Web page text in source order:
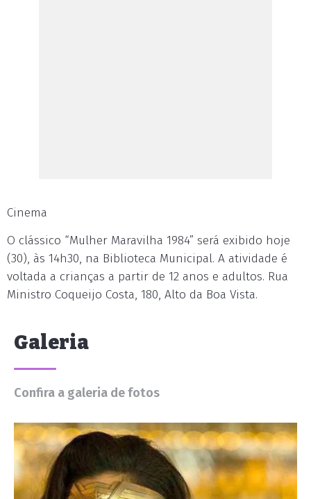
Cinema
O clássico “Mulher Maravilha 1984” será exibido hoje
(30), às 14h30, na Biblioteca Municipal. A atividade é
voltada a crianças a partir de 12 anos e adultos. Rua
Ministro Coqueijo Costa, 180, Alto da Boa Vista.
Galeria
Confira a galeria de fotos